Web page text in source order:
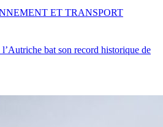
bat son record historique de
ET TRANSPORT